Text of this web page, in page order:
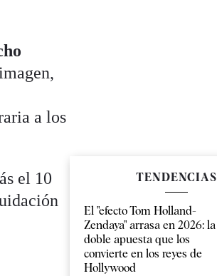
a los
el 10
TENDENCIAS
El "efecto Tom Holland-
Zendaya" arrasa en 2026: la
doble apuesta que los
convierte en los reyes de
Hollywood